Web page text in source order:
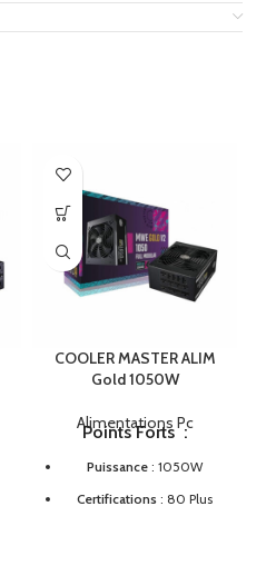
COOLER MASTER ALIM
Gold 1050W
Alimentations Pc
Points Forts:
Puissance: 1050W
Certifications: 80 Plus